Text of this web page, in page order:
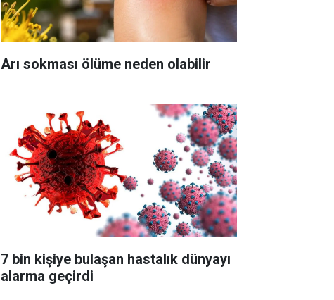
Arı sokması ölüme neden olabilir
7 bin kişiye bulaşan hastalık dünyayı
alarma geçirdi